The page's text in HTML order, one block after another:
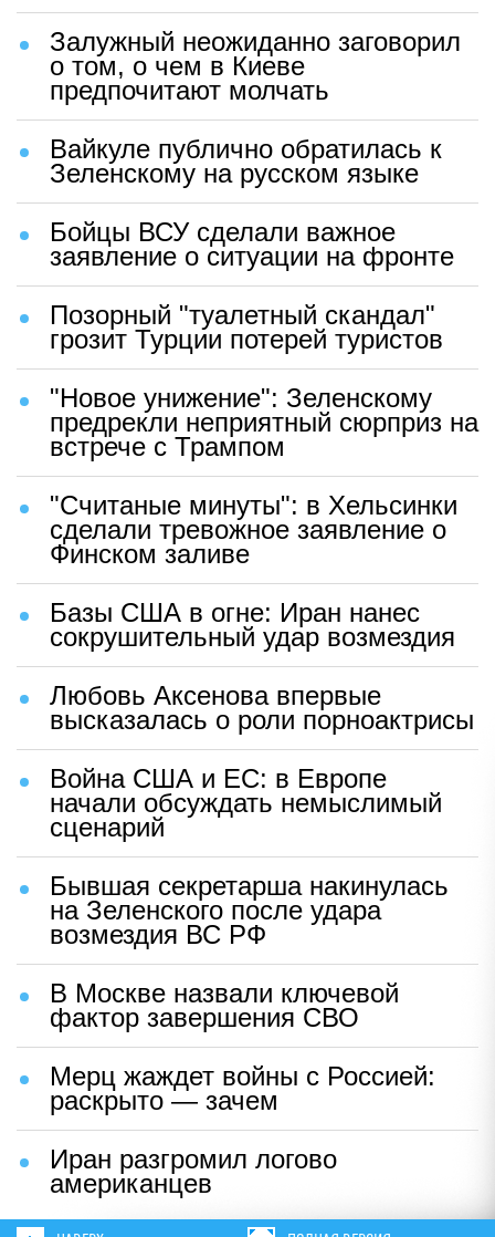
Залужный неожиданно заговорил
о том, о чем в Киеве
предпочитают молчать
Вайкуле публично обратилась к
Зеленскому на русском языке
Бойцы ВСУ сделали важное
заявление о ситуации на фронте
Позорный "туалетный скандал"
грозит Турции потерей туристов
"Новое унижение": Зеленскому
предрекли неприятный сюрприз на
встрече с Трампом
"Считаные минуты": в Хельсинки
сделали тревожное заявление о
Финском заливе
Базы США в огне: Иран нанес
сокрушительный удар возмездия
Любовь Аксенова впервые
высказалась о роли порноактрисы
Война США и ЕС: в Европе
начали обсуждать немыслимый
сценарий
Бывшая секретарша накинулась
на Зеленского после удара
возмездия ВС РФ
В Москве назвали ключевой
фактор завершения СВО
Мерц жаждет войны с Россией:
раскрыто — зачем
Иран разгромил логово
американцев